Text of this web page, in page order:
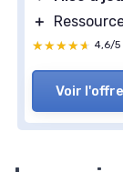
＋
★★★★★
★★★★★ 4,6/5
Voir l'offre